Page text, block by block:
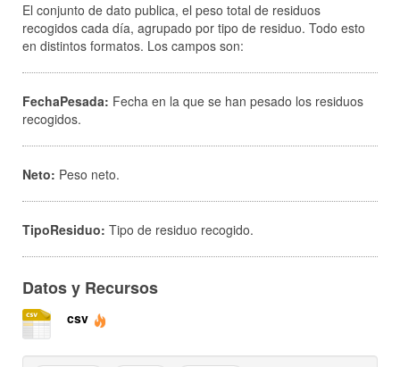
El conjunto de dato publica, el peso total de residuos
recogidos cada día, agrupado por tipo de residuo. Todo esto
en distintos formatos. Los campos son:
FechaPesada: Fecha en la que se han pesado los residuos
recogidos.
Neto: Peso neto.
TipoResiduo: Tipo de residuo recogido.
Datos y Recursos
csv